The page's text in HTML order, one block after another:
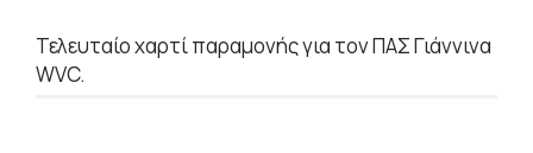
Τελευταίο χαρτί παραμονής για τον ΠΑΣ Γιάννινα
WVC.